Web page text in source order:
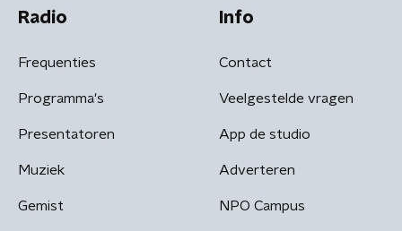
Radio
Frequenties
Programma's
Presentatoren
Muziek
Gemist
Info
Contact
Veelgestelde vragen
App de studio
Adverteren
NPO Campus